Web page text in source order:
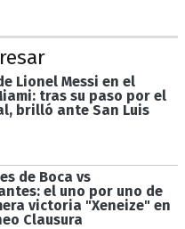
Lionel Messi en el
tras su paso por el
brilló ante San Luis
de Boca vs
el uno por uno de
victoria "Xeneize" en
Clausura